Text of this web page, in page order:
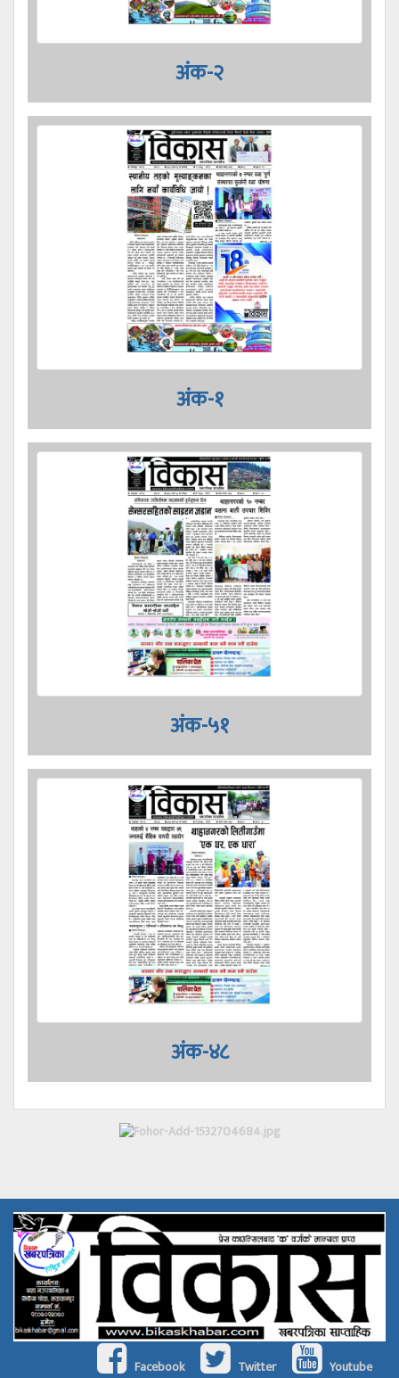
अंक-२
अंक-१
अंक-५१
अंक-४८
Facebook Twitter Youtube